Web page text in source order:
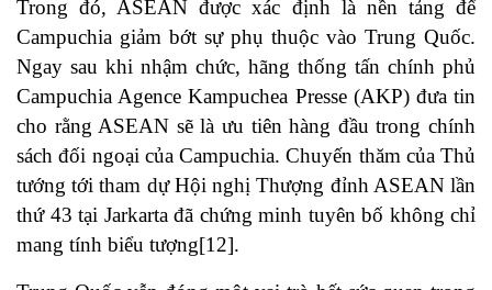
Trong đó, ASEAN được xác định là nền tảng để
Campuchia giảm bớt sự phụ thuộc vào Trung Quốc.
Ngay sau khi nhậm chức, hãng thống tấn chính phủ
Campuchia Agence Kampuchea Presse (AKP) đưa tin
cho rằng ASEAN sẽ là ưu tiên hàng đầu trong chính
sách đối ngoại của Campuchia. Chuyến thăm của Thủ
tướng tới tham dự Hội nghị Thượng đỉnh ASEAN lần
thứ 43 tại Jarkarta đã chứng minh tuyên bố không chỉ
mang tính biểu tượng[12].